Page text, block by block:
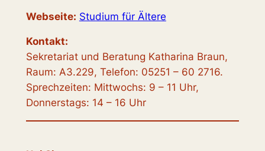
Webseite: Studium für Ältere
Kontakt:
Sekretariat und Beratung Katharina Braun,
Raum: A3.229, Telefon: 05251 – 60 2716.
Sprechzeiten: Mittwochs: 9 – 11 Uhr,
Donnerstags: 14 – 16 Uhr